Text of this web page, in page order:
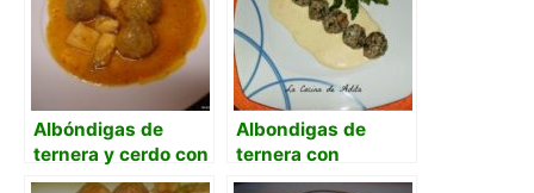
Albóndigas de
ternera y cerdo con
sepia en salsa
Albondigas de
ternera con
espinacas al horno